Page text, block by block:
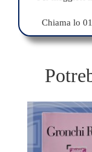
Chiama lo